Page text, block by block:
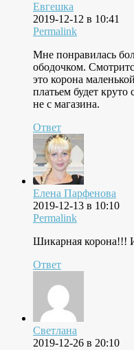
Евгешка
2019-12-12 в 10:41
Permalink
Мне понравилась
ободочком.
это корона
платьем будет
не с магазина.
Ответ
Елена Парфенова
2019-12-13 в 10:10
Permalink
Шикарная корона!!!
Ответ
Светлана
2019-12-26 в 20:10